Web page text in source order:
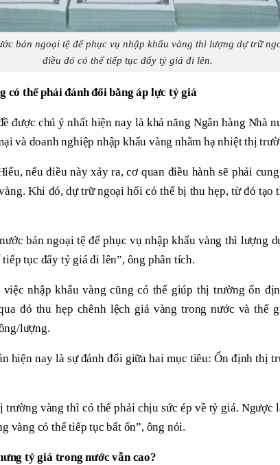
bán ngoại tệ để phục vụ nhập khẩu vàng thì lượng dự trữ
điều đó có thể tiếp tục đẩy tỷ giá đi lên.
có thể phải đánh đổi bằng áp lực tỷ giá
được chú ý nhất hiện nay là khả năng Ngân hàng Nhà
và doanh nghiệp nhập khẩu vàng nhằm hạ nhiệt thị
nếu điều này xảy ra, cơ quan điều hành sẽ phải
Khi đó, dự trữ ngoại hối có thể bị thu hẹp, từ đó tạo
bán ngoại tệ để phục vụ nhập khẩu vàng thì lượng
tục đẩy tỷ giá đi lên”, ông phân tích.
việc nhập khẩu vàng cũng có thể giúp thị trường ổn
đó thu hẹp chênh lệch giá vàng trong nước và thế
lượng.
hiện nay là sự đánh đổi giữa hai mục tiêu: Ổn định thị
trường vàng thì có thể phải chịu sức ép về tỷ giá. Ngược
vàng có thể tiếp tục bất ổn”, ông nói.
tỷ giá trong nước vẫn cao?